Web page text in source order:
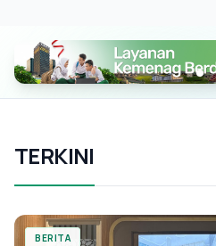
TERKINI
BERITA